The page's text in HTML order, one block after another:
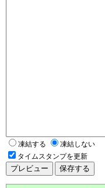
凍結する
凍結しない
タイムスタンプを更新